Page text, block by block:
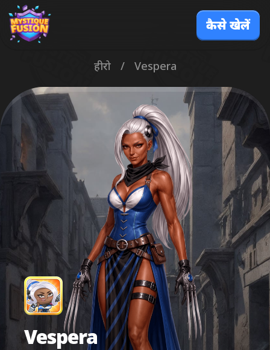
कैसे खेलें
हीरो / Vespera
Vespera